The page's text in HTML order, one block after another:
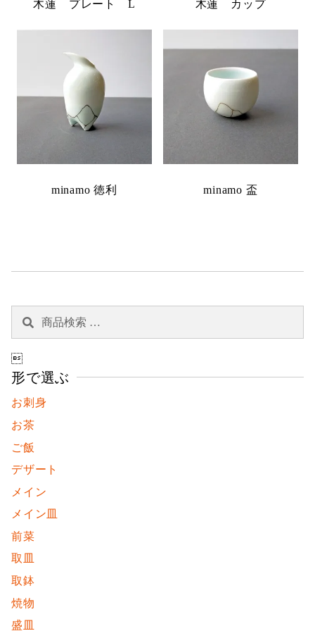
木蓮 プレート L 木蓮 カップ
minamo 徳利 minamo 盃
象:

形で選ぶ
お刺身
お茶
ご飯
デザート
メイン
メイン皿
前菜
取皿
取鉢
焼物
盛皿